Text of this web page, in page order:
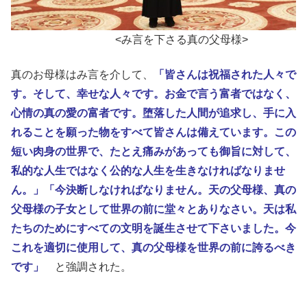
<み言を下さる真の父母様>
真のお母様はみ言を介して、
「皆さんは祝福された人々で
す。そして、幸せな人々です。お金で言う富者ではなく、
心情の真の愛の富者です。堕落した人間が追求し、手に入
れることを願った物をすべて皆さんは備えています。この
短い肉身の世界で、たとえ痛みがあっても御旨に対して、
私的な人生ではなく公的な人生を生きなければなりませ
ん。」「今決断しなければなりません。天の父母様、真の
父母様の子女として世界の前に堂々とありなさい。天は私
たちのためにすべての文明を誕生させて下さいました。今
これを適切に使用して、真の父母様を世界の前に誇るべき
です」
と強調された。